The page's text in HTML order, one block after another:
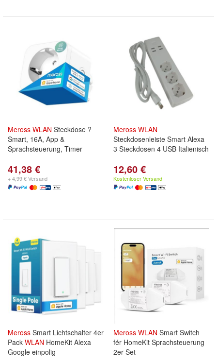
Meross WLAN Steckdose ?
Smart, 16A, App &
Sprachsteuerung, Timer
41,38 €
+ 4,99 € Versand
Meross WLAN
Steckdosenleiste Smart Alexa
3 Steckdosen 4 USB Italienisch
12,60 €
Kostenloser Versand
Meross Smart Lichtschalter 4er
Pack WLAN HomeKit Alexa
Google einpolig
Meross WLAN Smart Switch
fér HomeKit Sprachsteuerung
2er-Set